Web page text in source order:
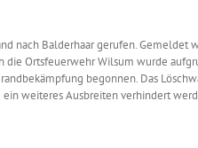
nach Balderhaar gerufen.
die Ortsfeuerwehr Wilsum wurde
begonnen. Das
weiteres Ausbreiten verhindert